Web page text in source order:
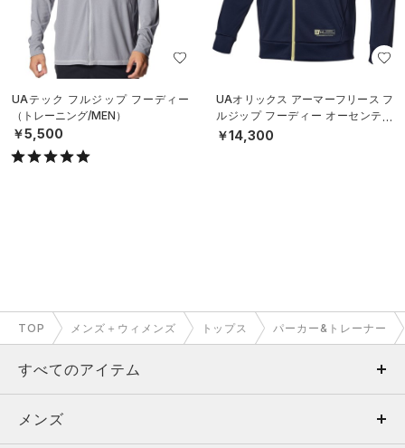
UAテック フルジップ フーディー
（トレーニング/MEN）
￥5,500
UAオリックス アーマーフリース フ
ルジップ フーディー オーセンティ
ック（ベースボール/MEN）
￥14,300
TOP メンズ＋ウィメンズ トップス パーカー&トレーナー
すべてのアイテム
メンズ
メンズ